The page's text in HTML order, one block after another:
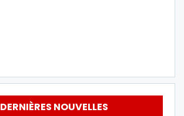
DERNIÈRES NOUVELLES